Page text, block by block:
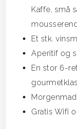
Kaffe, små
Et stk.
Aperitif og
En stor 6-
Gratis Wifi